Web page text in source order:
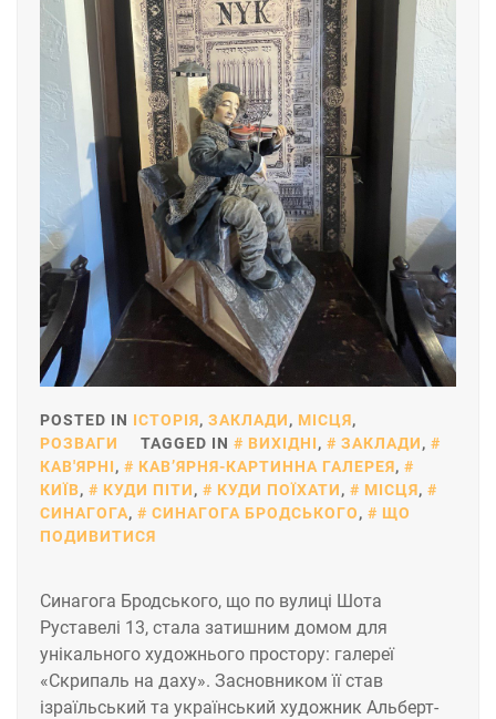
POSTED IN ІСТОРІЯ, ЗАКЛАДИ, МІСЦЯ,
РОЗВАГИ
TAGGED IN ВИХІДНІ, ЗАКЛАДИ,
КАВ'ЯРНІ, КАВʼЯРНЯ-КАРТИННА ГАЛЕРЕЯ,
КИЇВ, КУДИ ПІТИ, КУДИ ПОЇХАТИ, МІСЦЯ,
СИНАГОГА, СИНАГОГА БРОДСЬКОГО,
ЩО
ПОДИВИТИСЯ
Синагога Бродського, що по вулиці Шота
Руставелі 13, стала затишним домом для
унікального художнього простору: галереї
«Скрипаль на даху». Засновником її став
ізраїльський та український художник Альберт-